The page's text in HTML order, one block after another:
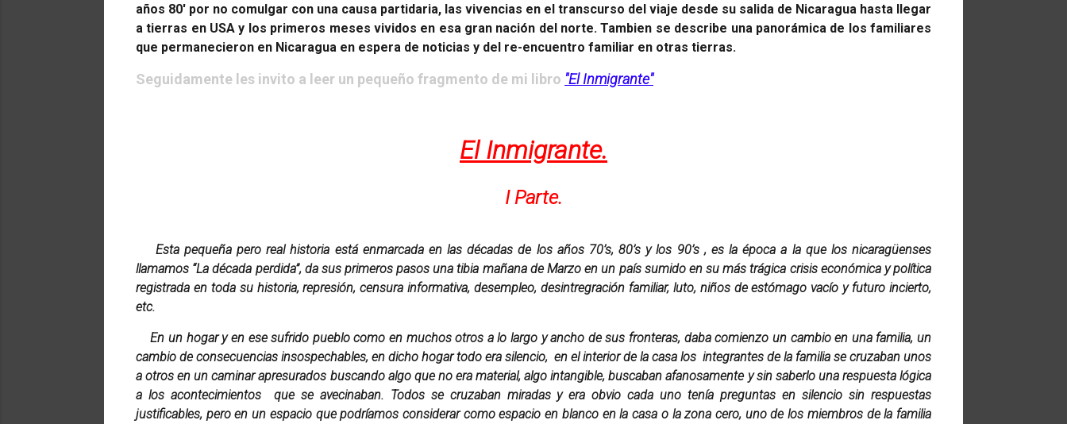
años 80' por no comulgar con una causa partidaria, las vivencias en el transcurso del viaje desde su salida de Nicaragua hasta llegar
a tierras en USA y los primeros meses vividos en esa gran nación del norte. Tambien se describe una panorámica de los familiares
que permanecieron en Nicaragua en espera de noticias y del re-encuentro familiar en otras tierras.
Seguidamente les invito a leer un pequeño fragmento de mi libro "El Inmigrante"
El Inmigrante.
I Parte.
Esta pequeña pero real historia está enmarcada en las décadas de los años 70’s, 80’s y los 90’s , es la época a la que los nicaragüenses
llamamos “La década perdida”, da sus primeros pasos una tibia mañana de Marzo en un país sumido en su más trágica crisis económica y política
registrada en toda su historia, represión, censura informativa, desempleo, desintregración familiar, luto, niños de estómago vacío y futuro incierto,
etc.
En un hogar y en ese sufrido pueblo como en muchos otros a lo largo y ancho de sus fronteras, daba comienzo un cambio en una familia, un
cambio de consecuencias insospechables, en dicho hogar todo era silencio, en el interior de la casa los integrantes de la familia se cruzaban unos
a otros en un caminar apresurados buscando algo que no era material, algo intangible, buscaban afanosamente y sin saberlo una respuesta lógica
a los acontecimientos que se avecinaban. Todos se cruzaban miradas y era obvio cada uno tenía preguntas en silencio sin respuestas
justificables, pero en un espacio que podríamos considerar como espacio en blanco en la casa o la zona cero, uno de los miembros de la familia